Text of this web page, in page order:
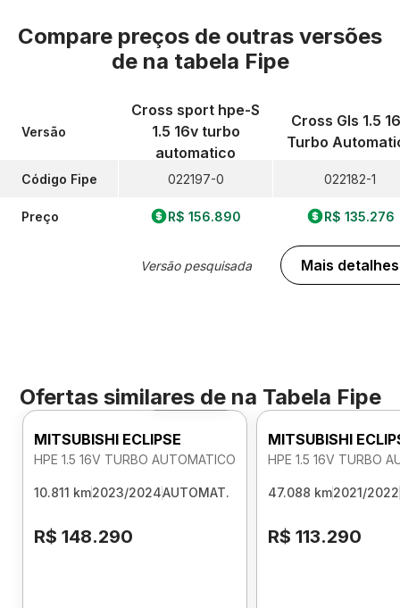
Compare preços de outras versões
de na tabela Fipe
Versão
Código Fipe
Preço
Cross sport hpe-S
1.5 16v turbo
automatico
022197-0
R$ 156.890
Versão pesquisada
Cross Gls 1.5
Turbo
022182-1
R$ 135.276
Mais detalhes
Ofertas similares de na Tabela Fipe
Foto 360º
MITSUBISHI ECLIPSE
HPE 1.5 16V TURBO AUTOMATICO
10.811 km2023/2024AUTOMAT.
R$ 148.290
MITSUBISHI
HPE 1.5 16V TURBO
47.088 km2021/2022
R$ 113.290